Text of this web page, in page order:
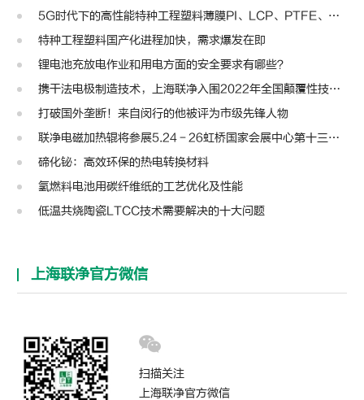
5G时代下的高性能特种工程塑料薄膜PI、LCP、PTFE、PPS、PEEK、PEN
特种工程塑料国产化进程加快，需求爆发在即
锂电池充放电作业和用电方面的安全要求有哪些？
携干法电极制造技术，上海联净入围2022年全国颠覆性技术创新大赛
打破国外垄断！来自闵行的他被评为市级先锋人物
联净电磁加热辊将参展5.24－26虹桥国家会展中心第十三届模切展
碲化铋：高效环保的热电转换材料
氢燃料电池用碳纤维纸的工艺优化及性能
低温共烧陶瓷LTCC技术需要解决的十大问题
上海联净官方微信
扫描关注
上海联净官方微信